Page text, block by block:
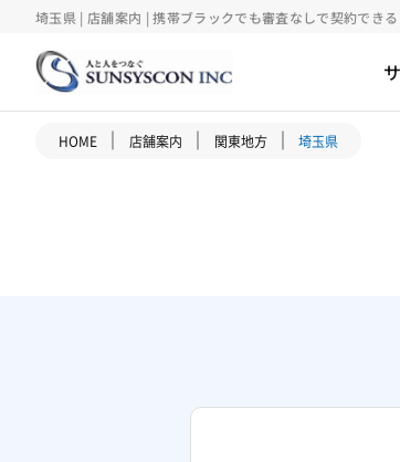
埼玉県 | 店舗案内 | 携帯ブラックでも審査なしで契約でき
HOME ｜ 店舗案内 ｜ 関東地方 ｜ 埼玉県